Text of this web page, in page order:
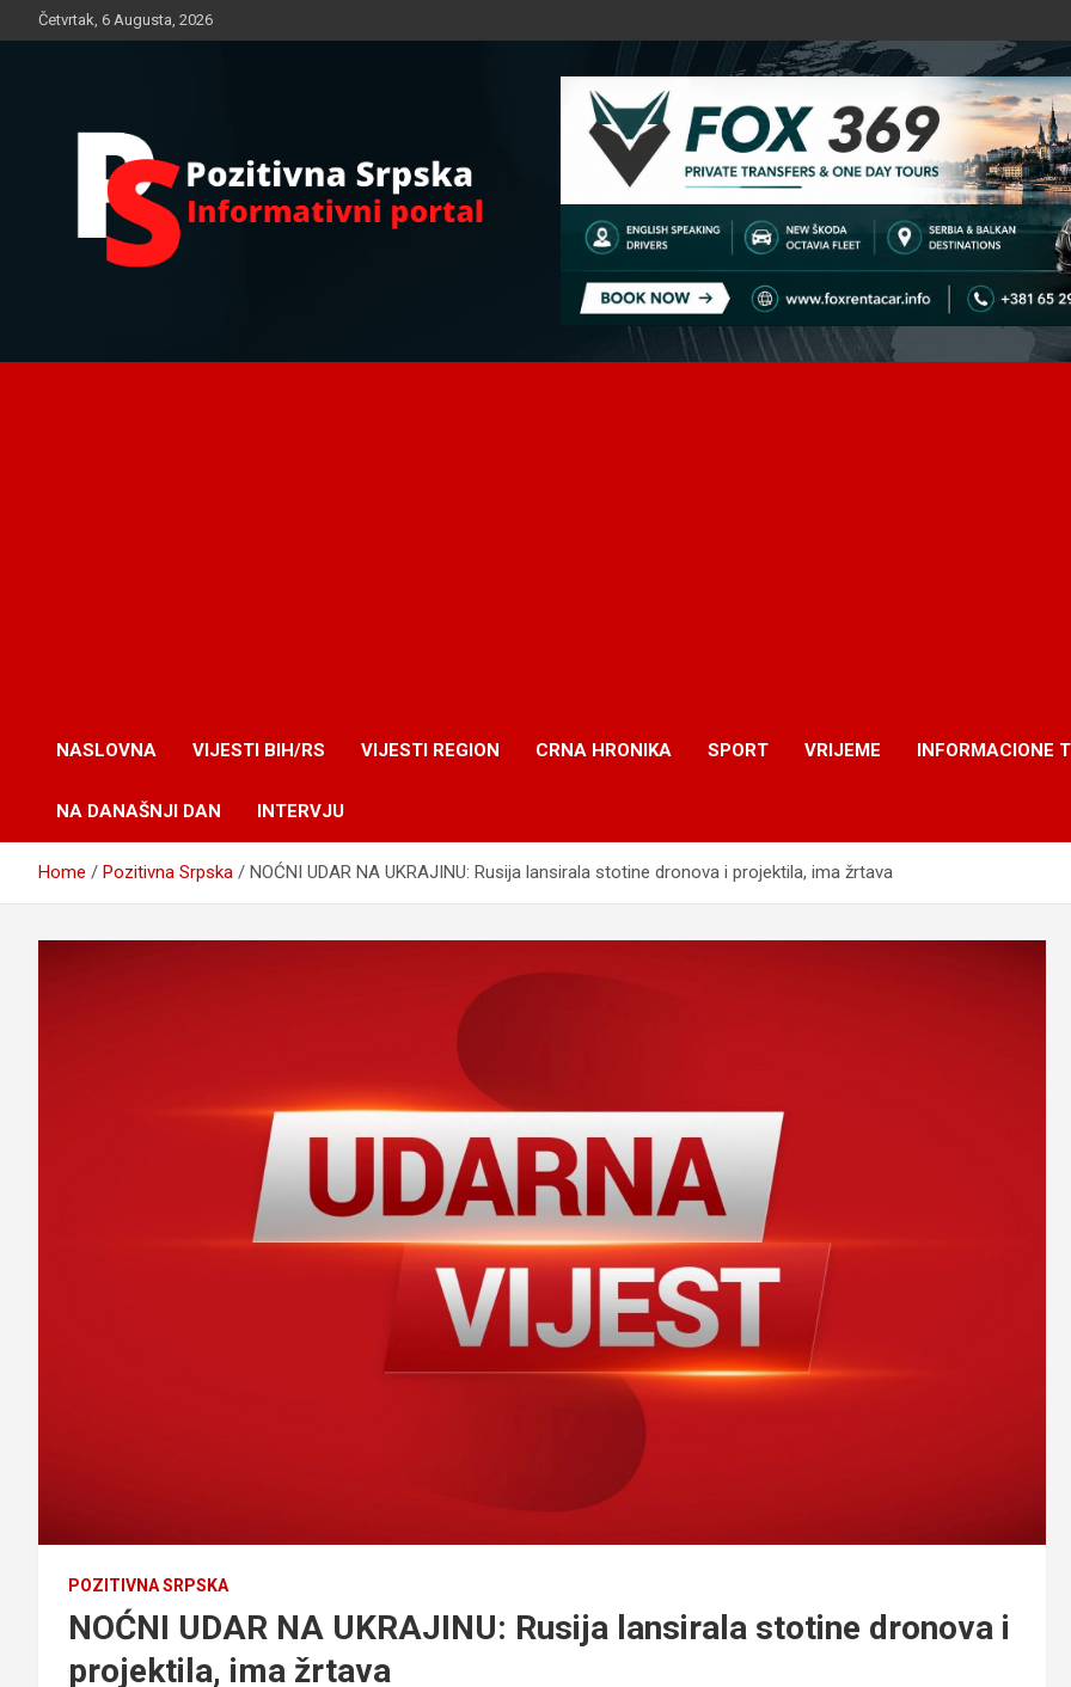
to
Četvrtak, 6 Augusta, 2026
NASLOVNA VIJESTI BIH/RS VIJESTI REGION CRNA HRONIKA SPORT VRIJEME INFORMACIONE
NA DANAŠNJI DAN INTERVJU
Home Pozitivna Srpska NOĆNI UDAR NA UKRAJINU: Rusija lansirala stotine dronova i projektila, ima žrtava
POZITIVNA SRPSKA
NOĆNI UDAR NA UKRAJINU: Rusija lansirala stotine dronova i
projektila, ima žrtava